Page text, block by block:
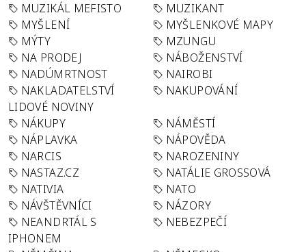
MUZIKÁL MEFISTO
MUZIKANT
MYŠLENÍ
MYŠLENKOVÉ MAPY
MÝTY
MZUNGU
NA PRODEJ
NÁBOŽENSTVÍ
NADÚMRTNOST
NAIROBI
NAKLADATELSTVÍ
LIDOVÉ NOVINY
NAKUPOVÁNÍ
NÁKUPY
NÁMĚSTÍ
NÁPLAVKA
NÁPOVĚDA
NARCIS
NAROZENINY
NASTAZ.CZ
NATÁLIE GROSSOVÁ
NATIVIA
NATO
NÁVŠTĚVNÍCI
NÁZORY
NEANDRTÁL S
IPHONEM
NEBEZPEČÍ